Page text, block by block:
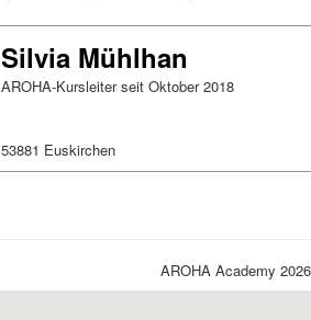
Silvia Mühlhan
AROHA-Kursleiter seit Oktober 2018
53881 Euskirchen
AROHA Academy